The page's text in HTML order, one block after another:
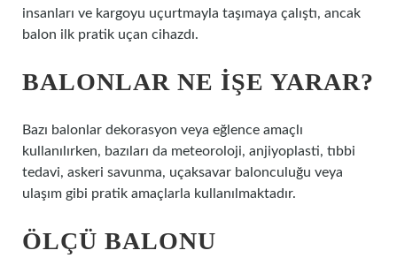
insanları ve kargoyu uçurtmayla taşımaya çalıştı, ancak
balon ilk pratik uçan cihazdı.
BALONLAR NE IŞE YARAR?
Bazı balonlar dekorasyon veya eğlence amaçlı
kullanılırken, bazıları da meteoroloji, anjiyoplasti, tıbbi
tedavi, askeri savunma, uçaksavar balonculuğu veya
ulaşım gibi pratik amaçlarla kullanılmaktadır.
ÖLÇÜ BALONU